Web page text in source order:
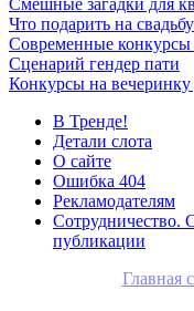
Смешные загадки для
Что подарить на
Современные конкурсы
Сценарий гендер пати
Конкурсы на вечеринку
В Тренде!
Детали слота
О сайте
Ошибка 404
Рекламодателям
Сотрудничество.
публикации
Главная